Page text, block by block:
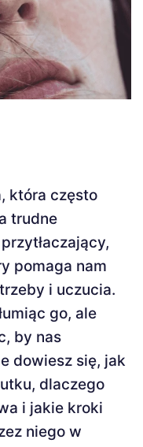
która często
trudne
pomaga nam
i uczucia.
go, ale
by nas
dowiesz się, jak
dlaczego
i jakie kroki
niego w